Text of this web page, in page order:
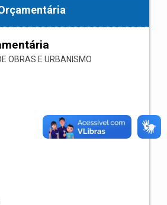
OBRAS E URBANISMO